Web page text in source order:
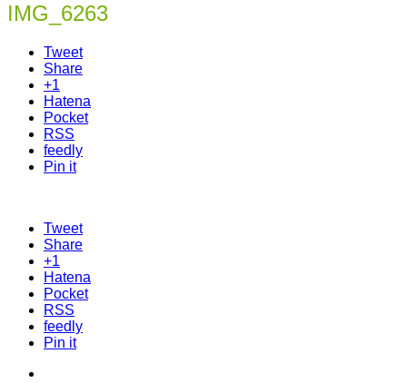
IMG_6263
Tweet
Share
+1
Hatena
Pocket
RSS
feedly
Pin it
Tweet
Share
+1
Hatena
Pocket
RSS
feedly
Pin it